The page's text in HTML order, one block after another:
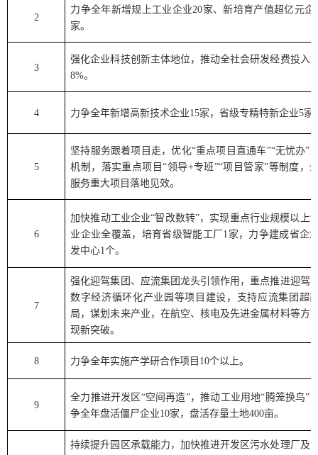
2
力争全年新增规上工业企业20家、新培育产值超亿元企
家。
3
强化企业科技创新主体地位，推动全社会研发经费投入
8%。
4 力争全年新增高新技术企业15家，省级专精特新企业5家
5
坚持服务跟着项目走，优化“重点项目直通车”“无忧办”
机制，落实重点项目“领导+专班”“项目管家”等制度，
服务重大项目落地见效。
6
加快推动工业企业“智改数转”，实现重点行业规模以上
业企业全覆盖，培育省级智能工厂 1 家，力争建成省企
发中心1个。
7
强化迎驾集团、应流集团龙头引领作用，重点推进迎驾
数字经济循环化产业园等项目建设，支持应流集团超
局，谋划未来产业，在航空、核电及先进金属材料等方
现新突破。
8 力争全年实施产学研合作项目 10个以上。
9
全力推进开发区 “空间再造”，推动工业用地“腾笼换鸟”
争全年盘活僵尸企业10家，盘活存量土地400亩。
持续提升园区承载能力，加快推进开发区污水处理厂及